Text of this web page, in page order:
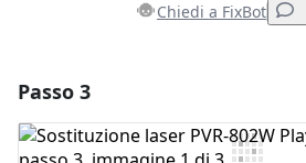
Chiedi a FixBot
Aggiungi Commento
Passo 3